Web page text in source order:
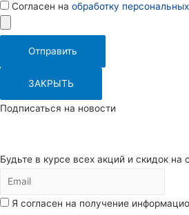
Согласен на обработку
Отправить
ЗАКРЫТЬ
Подписаться на новости
Будьте в курсе всех акций и скидок
Я согласен на получение